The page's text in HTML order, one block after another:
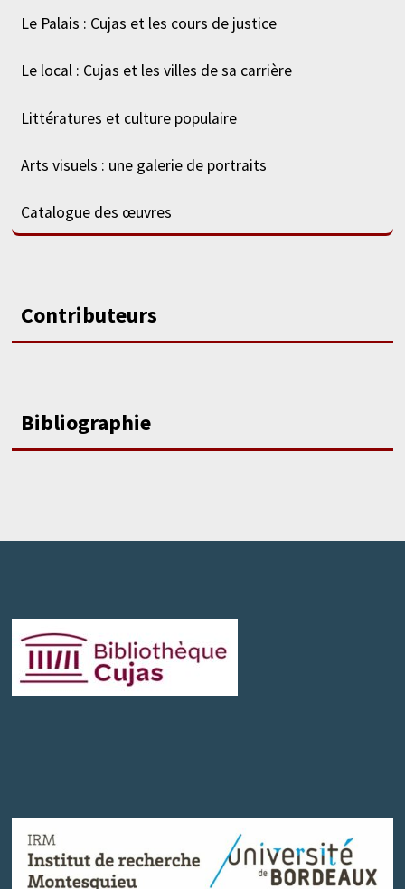
Le Palais : Cujas et les cours de justice
Le local : Cujas et les villes de sa carrière
Littératures et culture populaire
Arts visuels : une galerie de portraits
Catalogue des œuvres
Contributeurs
Bibliographie